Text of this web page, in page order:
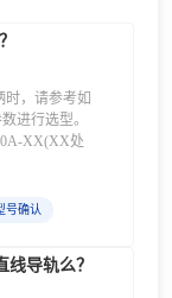
时，请参考如
进行选型。
XX(XX处
号确认
导轨么？